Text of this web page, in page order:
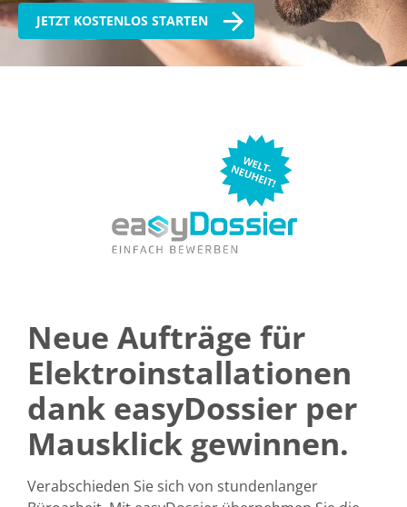
JETZT KOSTENLOS STARTEN
Neue Aufträge für
Elektroinstallationen
dank easyDossier per
Mausklick gewinnen.
Verabschieden Sie sich von stundenlanger